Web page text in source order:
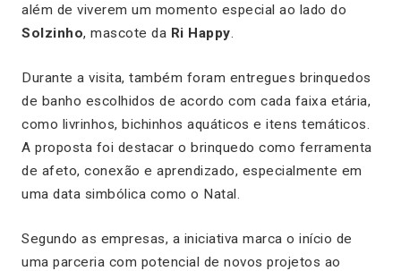
além de viverem um momento especial ao lado do
Solzinho, mascote da Ri Happy
Durante a visita, também foram entregues brinquedos
de banho escolhidos de acordo com cada faixa etária,
como livrinhos, bichinhos aquáticos e itens temáticos.
A proposta foi destacar o brinquedo como ferramenta
de afeto, conexão e aprendizado, especialmente em
uma data simbólica como o Natal.
Segundo as empresas, a iniciativa marca o início de
uma parceria com potencial de novos projetos ao